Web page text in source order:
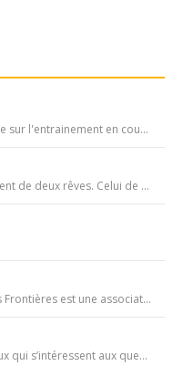
Athlete Endurance site communautaire sur l'entrainement en course à pied
COURIR…..ENSEMBLE est l’aboutissement de deux rêves. Celui de Tiffany qui, malgré une tumeur à la jambe voulait participer à la course de l’Escalade et celui de Carole, animatrice bénévole de l’atelier de bricolage du service d’oncopédiatrie de l’Hôpital
Amicourse soutient ESF, Energies Sans Frontières est une association ayant pour objet l'aide au développement des pays les plus pauvres en favorisant l'accès à l'eau et à l'électricité
Le magazine de référence de tous ceux qui s’intéressent aux questions d’entraînement, de nutrition, de dopage, de physiologie, de psychologie et de médecine du sport.